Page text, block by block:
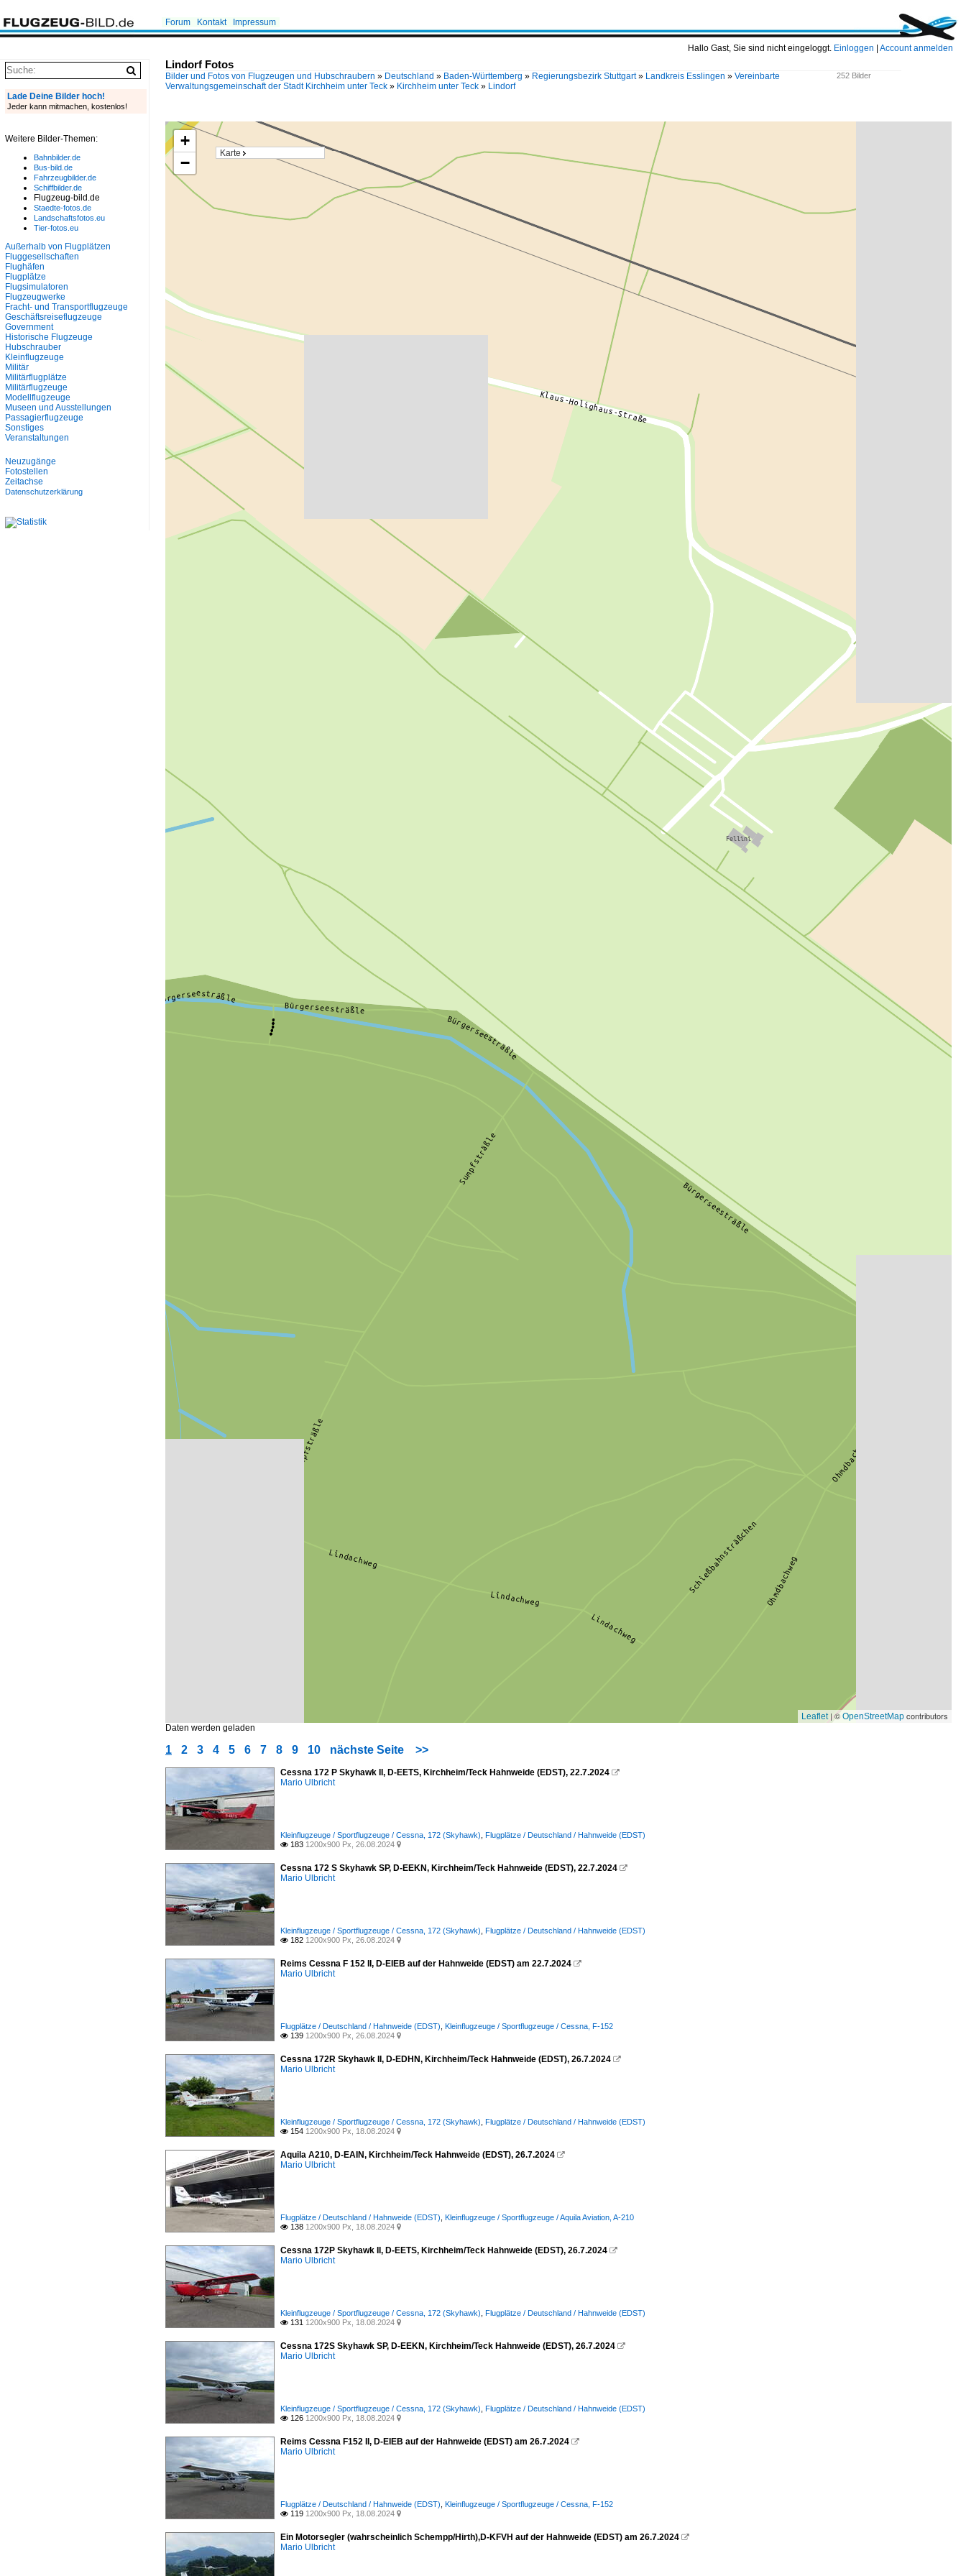
Hallo Gast, Sie sind nicht eingeloggt. Einloggen Account anmelden
Forum Kontakt Impressum
Lindorf Fotos
252 Bilder
Bilder und Fotos von Flugzeugen und Hubschraubern » Deutschland » Baden-Württemberg » Regierungsbezirk Stuttgart» Landkreis Esslingen » Vereinbarte
Verwaltungsgemeinschaft der Stadt Kirchheim unter Teck » Kirchheim unter Teck » Lindorf
Karte
+
−
Leaflet| © OpenStreetMap contributors
Daten werden geladen
1 2 3 4 5 6 7 8 9 10 nächste Seite >>
Cessna 172 P Skyhawk II, D-EETS, Kirchheim/Teck Hahnweide (EDST), 22.7.2024 
Mario Ulbricht
Kleinflugzeuge / Sportflugzeuge / Cessna, 172 (Skyhawk) Flugplätze / Deutschland / Hahnweide (EDST)
 183 1200x900 Px, 26.08.2024 
Cessna 172 S Skyhawk SP, D-EEKN, Kirchheim/Teck Hahnweide (EDST), 22.7.2024 
Mario Ulbricht
Kleinflugzeuge / Sportflugzeuge / Cessna, 172 (Skyhawk) Flugplätze / Deutschland / Hahnweide (EDST)
 182 1200x900 Px, 26.08.2024 
Reims Cessna F 152 II, D-EIEB auf der Hahnweide (EDST) am 22.7.2024 
Mario Ulbricht
Flugplätze / Deutschland / Hahnweide (EDST) Kleinflugzeuge / Sportflugzeuge / Cessna, F-152
 139 1200x900 Px, 26.08.2024 
Cessna 172R Skyhawk II, D-EDHN, Kirchheim/Teck Hahnweide (EDST), 26.7.2024 
Mario Ulbricht
Kleinflugzeuge / Sportflugzeuge / Cessna, 172 (Skyhawk) Flugplätze / Deutschland / Hahnweide (EDST)
 154 1200x900 Px, 18.08.2024 
Aquila A210, D-EAIN, Kirchheim/Teck Hahnweide (EDST), 26.7.2024 
Mario Ulbricht
Flugplätze / Deutschland / Hahnweide (EDST) Kleinflugzeuge / Sportflugzeuge / Aquila Aviation, A-210
 138 1200x900 Px, 18.08.2024 
Cessna 172P Skyhawk II, D-EETS, Kirchheim/Teck Hahnweide (EDST), 26.7.2024 
Mario Ulbricht
Kleinflugzeuge / Sportflugzeuge / Cessna, 172 (Skyhawk) Flugplätze / Deutschland / Hahnweide (EDST)
 131 1200x900 Px, 18.08.2024 
Cessna 172S Skyhawk SP, D-EEKN, Kirchheim/Teck Hahnweide (EDST), 26.7.2024 
Mario Ulbricht
Kleinflugzeuge / Sportflugzeuge / Cessna, 172 (Skyhawk) Flugplätze / Deutschland / Hahnweide (EDST)
 126 1200x900 Px, 18.08.2024 
Reims Cessna F152 II, D-EIEB auf der Hahnweide (EDST) am 26.7.2024 
Mario Ulbricht
Flugplätze / Deutschland / Hahnweide (EDST) Kleinflugzeuge / Sportflugzeuge / Cessna, F-152
 119 1200x900 Px, 18.08.2024 
Ein Motorsegler (wahrscheinlich Schempp/Hirth),D-KFVH auf der Hahnweide (EDST) am 26.7.2024 
Mario Ulbricht
Lade Deine Bilder hoch!
Jeder kann mitmachen, kostenlos!
Weitere Bilder-Themen:
Bahnbilder.de
Bus-bild.de
Fahrzeugbilder.de
Schiffbilder.de
Flugzeug-bild.de
Staedte-fotos.de
Landschaftsfotos.eu
Tier-fotos.eu
Außerhalb von Flugplätzen
Fluggesellschaften
Flughäfen
Flugplätze
Flugsimulatoren
Flugzeugwerke
Fracht- und Transportflugzeuge
Geschäftsreiseflugzeuge
Government
Historische Flugzeuge
Hubschrauber
Kleinflugzeuge
Militär
Militärflugplätze
Militärflugzeuge
Modellflugzeuge
Museen und Ausstellungen
Passagierflugzeuge
Sonstiges
Veranstaltungen
Neuzugänge
Fotostellen
Zeitachse
Datenschutzerklärung